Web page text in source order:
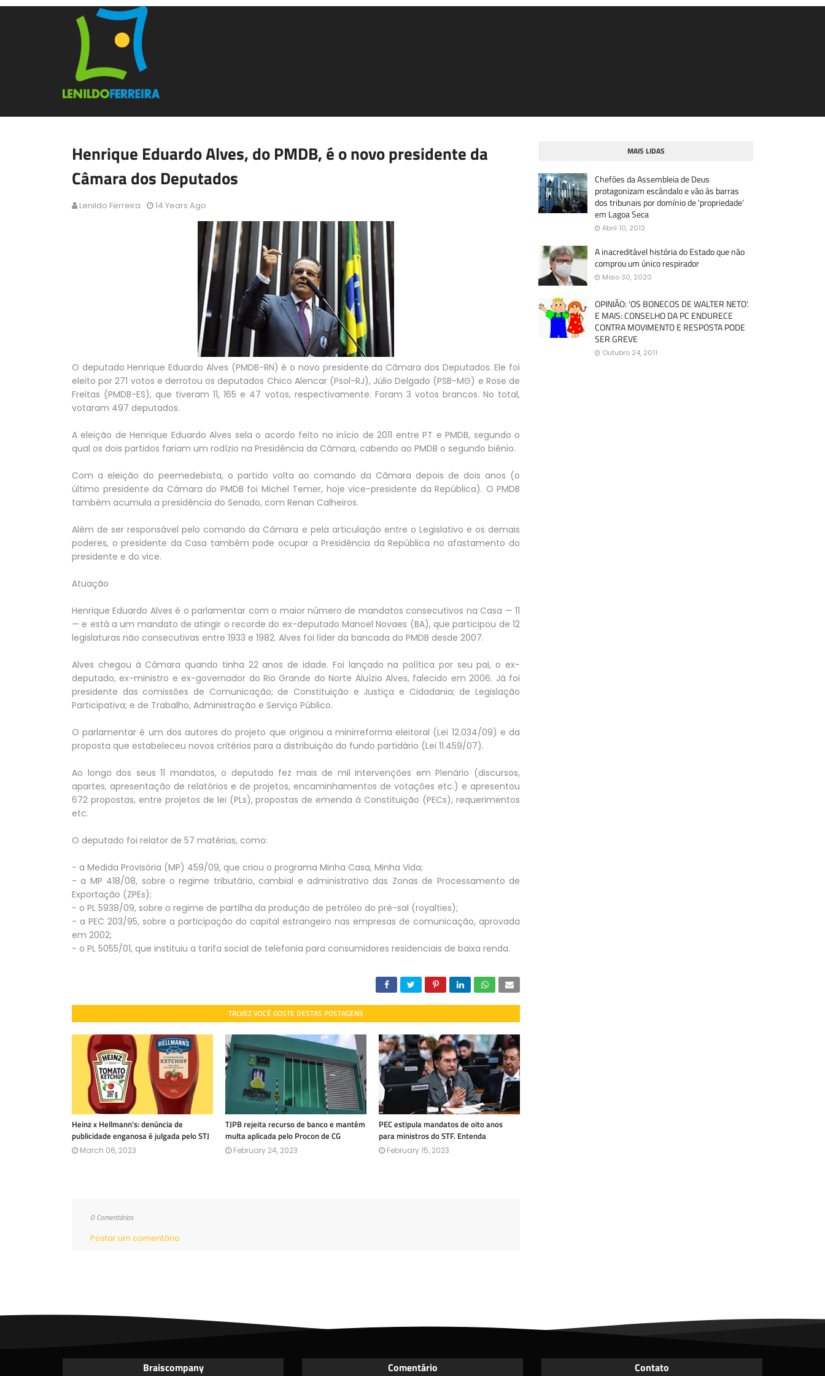
Henrique Eduardo Alves, do PMDB, é o novo presidente da
Câmara dos Deputados
Lenildo Ferreira 14 Years Ago
O deputado Henrique Eduardo Alves (PMDB-RN) é o novo presidente da Câmara dos Deputados. Ele foi
eleito por 271 votos e derrotou os deputados Chico Alencar (Psol-RJ), Júlio Delgado (PSB-MG) e Rose de
Freitas (PMDB-ES), que tiveram 11, 165 e 47 votos, respectivamente. Foram 3 votos brancos. No total,
votaram 497 deputados.
A eleição de Henrique Eduardo Alves sela o acordo feito no início de 2011 entre PT e PMDB, segundo o
qual os dois partidos fariam um rodízio na Presidência da Câmara, cabendo ao PMDB o segundo biênio.
Com a eleição do peemedebista, o partido volta ao comando da Câmara depois de dois anos (o
último presidente da Câmara do PMDB foi Michel Temer, hoje vice-presidente da República). O PMDB
também acumula a presidência do Senado, com Renan Calheiros.
Além de ser responsável pelo comando da Câmara e pela articulação entre o Legislativo e os demais
poderes, o presidente da Casa também pode ocupar a Presidência da República no afastamento do
presidente e do vice.
Atuação
Henrique Eduardo Alves é o parlamentar com o maior número de mandatos consecutivos na Casa — 11
— e está a um mandato de atingir o recorde do ex-deputado Manoel Novaes (BA), que participou de 12
legislaturas não consecutivas entre 1933 e 1982. Alves foi líder da bancada do PMDB desde 2007.
Alves chegou à Câmara quando tinha 22 anos de idade. Foi lançado na política por seu pai, o ex-
deputado, ex-ministro e ex-governador do Rio Grande do Norte Aluízio Alves, falecido em 2006. Já foi
presidente das comissões de Comunicação; de Constituição e Justiça e Cidadania; de Legislação
Participativa; e de Trabalho, Administração e Serviço Público.
O parlamentar é um dos autores do projeto que originou a minirreforma eleitoral (Lei 12.034/09) e da
proposta que estabeleceu novos critérios para a distribuição do fundo partidário (Lei 11.459/07).
Ao longo dos seus 11 mandatos, o deputado fez mais de mil intervenções em Plenário (discursos,
apartes, apresentação de relatórios e de projetos, encaminhamentos de votações etc.) e apresentou
672 propostas, entre projetos de lei (PLs), propostas de emenda à Constituição (PECs), requerimentos
etc.
O deputado foi relator de 57 matérias, como:
- a Medida Provisória (MP) 459/09, que criou o programa Minha Casa, Minha Vida;
- a MP 418/08, sobre o regime tributário, cambial e administrativo das Zonas de Processamento de
Exportação (ZPEs);
- o PL 5938/09, sobre o regime de partilha da produção de petróleo do pré-sal (royalties);
- a PEC 203/95, sobre a participação do capital estrangeiro nas empresas de comunicação, aprovada
em 2002;
- o PL 5055/01, que instituiu a tarifa social de telefonia para consumidores residenciais de baixa renda.
TALVEZ VOCÊ GOSTE DESTAS POSTAGENS
Heinz x Hellmann's: denúncia de
publicidade enganosa é julgada pelo STJ
March 06, 2023
TJPB rejeita recurso de banco e mantém
multa aplicada pelo Procon de CG
February 24, 2023
PEC estipula mandatos de oito anos
para ministros do STF. Entenda
February 15, 2023
0 Comentários
Postar um comentário
MAIS LIDAS
Chefões da Assembleia de Deus
protagonizam escândalo e vão às barras
dos tribunais por domínio de 'propriedade'
em Lagoa Seca
Abril 10, 2012
A inacreditável história do Estado que não
comprou um único respirador
Maio 30, 2020
OPINIÃO: 'OS BONECOS DE WALTER NETO'.
E MAIS: CONSELHO DA PC ENDURECE
CONTRA MOVIMENTO E RESPOSTA PODE
SER GREVE
Outubro 24, 2011
Braiscompany Comentário Contato